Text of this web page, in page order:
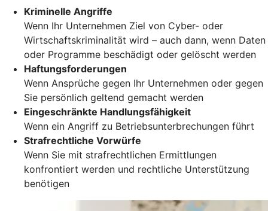
Kriminelle Angriffe
Wenn Ihr Unternehmen Ziel von Cyber- oder
Wirtschaftskriminalität wird – auch dann, wenn Daten
oder Programme beschädigt oder gelöscht werden
Haftungsforderungen
Wenn Ansprüche gegen Ihr Unternehmen oder gegen
Sie persönlich geltend gemacht werden
Eingeschränkte Handlungsfähigkeit
Wenn ein Angriff zu Betriebsunterbrechungen führt
Strafrechtliche Vorwürfe
Wenn Sie mit strafrechtlichen Ermittlungen
konfrontiert werden und rechtliche Unterstützung
benötigen